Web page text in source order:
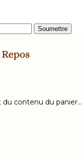
du contenu du panier…